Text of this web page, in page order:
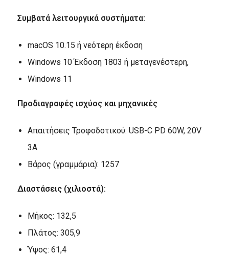
Συμβατά λειτουργικά συστήματα:
macOS 10.15 ή νεότερη έκδοση
Windows 10 Έκδοση 1803 ή μεταγενέστερη,
Windows 11
Προδιαγραφές ισχύος και μηχανικές
Απαιτήσεις Τροφοδοτικού: USB-C PD 60W, 20V
3A
Βάρος (γραμμάρια): 1257
Διαστάσεις (χιλιοστά):
Μήκος: 132,5
Πλάτος: 305,9
Ύψος: 61,4